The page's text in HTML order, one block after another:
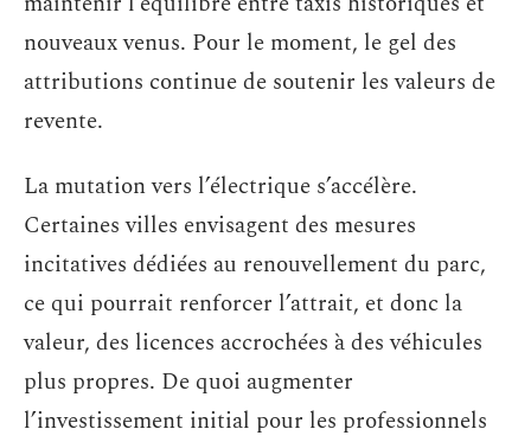
nouveaux venus. Pour le moment, le gel des
attributions continue de soutenir les valeurs de
revente.
La mutation vers l’électrique s’accélère.
Certaines villes envisagent des mesures
incitatives dédiées au renouvellement du parc,
ce qui pourrait renforcer l’attrait, et donc la
valeur, des licences accrochées à des véhicules
plus propres. De quoi augmenter
l’investissement initial pour les professionnels